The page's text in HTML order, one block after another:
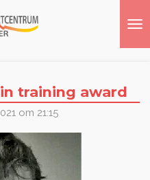
training award
om 21:15